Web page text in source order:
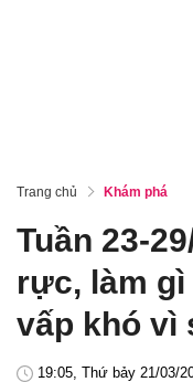
Trang chủ Khám phá
Tuần 23-
rực, làm gì
vấp khó vì
19:05, Thứ bảy 21/03/